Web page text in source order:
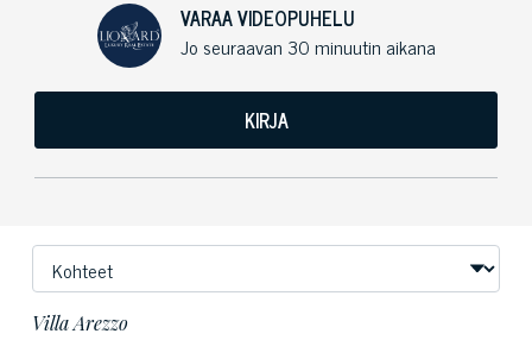
VARAA VIDEOPUHELU
Jo seuraavan 30 minuutin aikana
KIRJA
Villa Arezzo